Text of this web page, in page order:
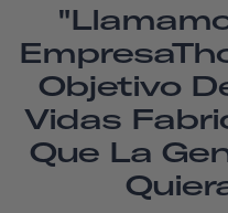
Objetivo
Vidas
Que La